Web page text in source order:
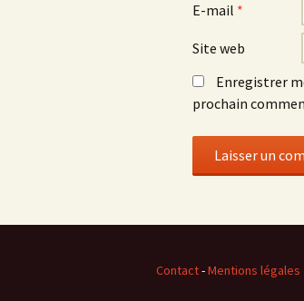
E-mail *
Site web
Enregistrer
prochain
Contact-Mentions légales